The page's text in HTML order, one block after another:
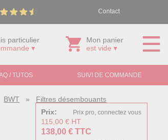
Contact
particulier
▾
Mon panier
est vide ▾
/ TUTOS SUIVI DE COMMANDE
BWT » Filtres désembouants
Prix: Prix pro, connectez vous
115,00 € HT
138,00 € TTC